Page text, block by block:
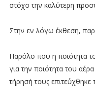
στόχο την καλύτερη
Στην εν λόγω έκθεση,
Παρόλο που η ποιότητα
για την ποιότητα του
τήρησή τους